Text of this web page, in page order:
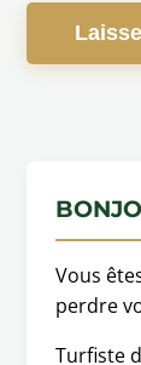
Vous
perdre
Turfiste